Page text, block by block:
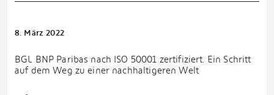
8. März 2022
BGL BNP Paribas nach ISO 50001 zertifiziert. Ein Schritt
auf dem Weg zu einer nachhaltigeren Welt